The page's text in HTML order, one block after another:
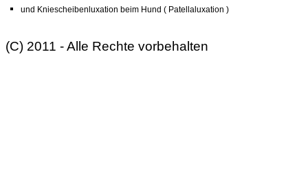
und Kniescheibenluxation beim Hund ( Patellaluxation )
(C) 2011 - Alle Rechte vorbehalten